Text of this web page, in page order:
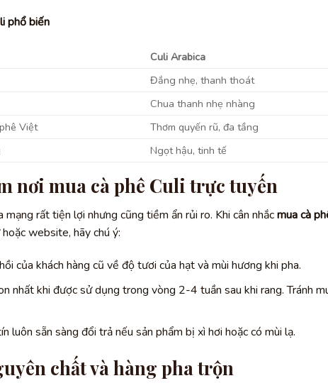
phổ biến
Culi Arabica
Đắng nhẹ, thanh thoát
Chua thanh nhẹ nhàng
Việt
Thơm quyến rũ, đa tầng
Ngọt hậu, tinh tế
nơi mua cà phê Culi trực tuyến
rất tiện lợi nhưng cũng tiềm ẩn rủi ro. Khi cân nhắcmua cà
website, hãy chú ý:
của khách hàng cũ về độ tươi của hạt và mùi hương khi pha.
nhất khi được sử dụng trong vòng 2-4 tuần sau khi rang. Tránh
luôn sẵn sàng đổi trả nếu sản phẩm bị xì hơi hoặc có mùi lạ.
chất và hàng pha trộn